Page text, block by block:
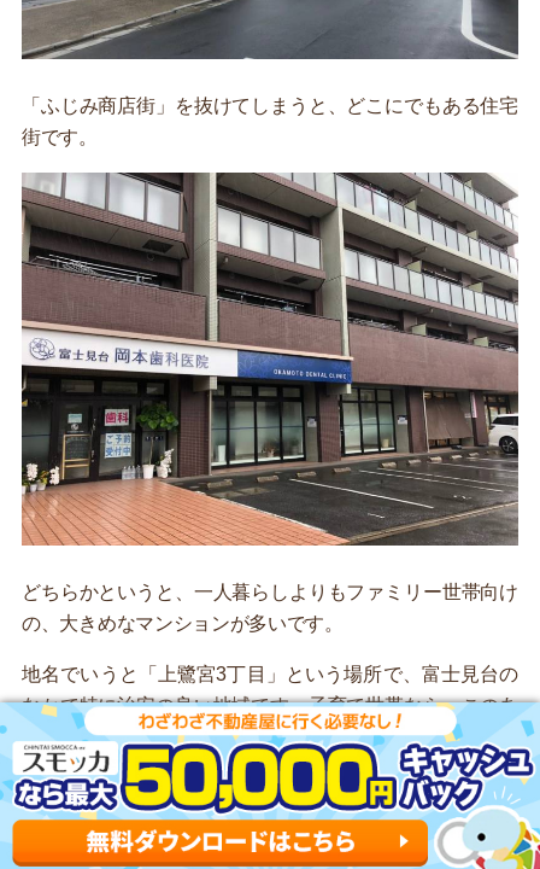
「ふじみ商店街」を抜けてしまうと、どこにでもある住宅
街です。
どちらかというと、一人暮らしよりもファミリー世帯向け
の、大きめなマンションが多いです。
地名でいうと「上鷺宮3丁目」という場所で、富士見台の
なかで特に治安の良い地域です。子育て世帯なら、このあ
たりのマンションを借りるのが良さそうです。